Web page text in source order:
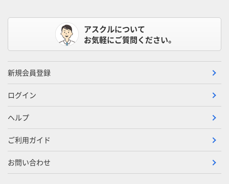
アスクルについて
お気軽にご質問ください。
新規会員登録
ログイン
ヘルプ
ご利用ガイド
お問い合わせ